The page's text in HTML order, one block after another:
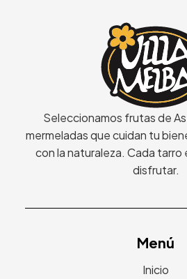
Seleccionamos frutas de
mermeladas que cuidan tu
con la naturaleza. Cada tarro
disfrutar.
Menú
Inicio